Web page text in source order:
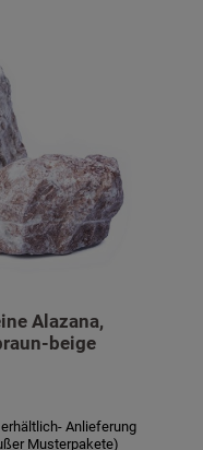
Alazana,
beige
Anlieferung
Musterpakete)